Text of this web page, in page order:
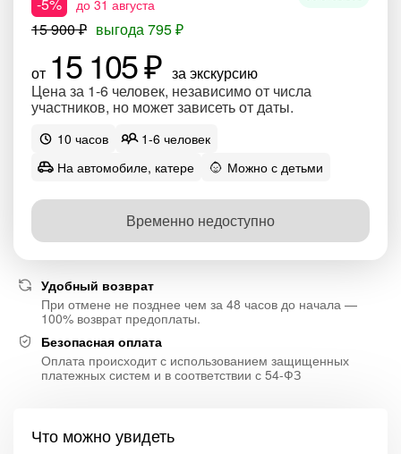
до 31 августа
15 900 ₽ выгода 795 ₽
от 15 105 ₽ за экскурсию
Цена за 1-6 человек, независимо от числа
участников, но может зависеть от даты.
10 часов
1-6 человек
На автомобиле, катере
Можно с детьми
Временно недоступно
Удобный возврат
При отмене не позднее чем за 48 часов до начала —
100% возврат предоплаты.
Безопасная оплата
Оплата происходит с использованием защищенных
платежных систем и в соответствии с 54-ФЗ
Что можно увидеть